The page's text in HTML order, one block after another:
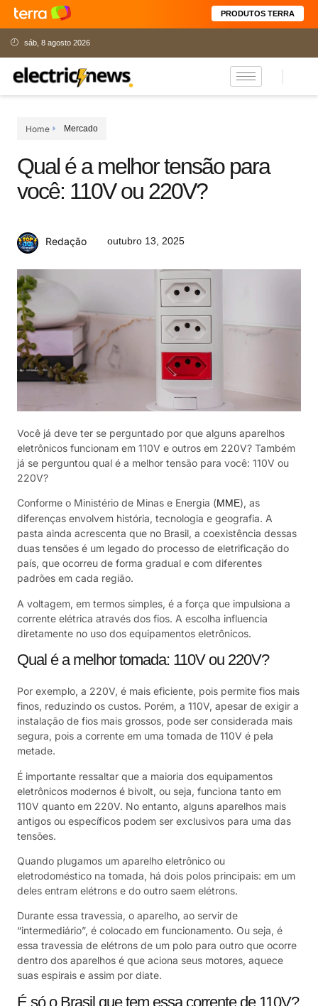
PRODUTOS TERRA
sáb, 8 agosto 2026
Home Mercado
Qual é a melhor tensão para
você: 110V ou 220V?
Redação outubro 13, 2025
Você já deve ter se perguntado por que alguns aparelhos
eletrônicos funcionam em 110V e outros em 220V? Também
já se perguntou qual é a melhor tensão para você: 110V ou
220V?
Conforme o Ministério de Minas e Energia (MME), as
diferenças envolvem história, tecnologia e geografia. A
pasta ainda acrescenta que no Brasil, a coexistência dessas
duas tensões é um legado do processo de eletrificação do
país, que ocorreu de forma gradual e com diferentes
padrões em cada região.
A voltagem, em termos simples, é a força que impulsiona a
corrente elétrica através dos fios. A escolha influencia
diretamente no uso dos equipamentos eletrônicos.
Qual é a melhor tomada: 110V ou 220V?
Por exemplo, a 220V, é mais eficiente, pois permite fios mais
finos, reduzindo os custos. Porém, a 110V, apesar de exigir a
instalação de fios mais grossos, pode ser considerada mais
segura, pois a corrente em uma tomada de 110V é pela
metade.
É importante ressaltar que a maioria dos equipamentos
eletrônicos modernos é bivolt, ou seja, funciona tanto em
110V quanto em 220V. No entanto, alguns aparelhos mais
antigos ou específicos podem ser exclusivos para uma das
tensões.
Quando plugamos um aparelho eletrônico ou
eletrodoméstico na tomada, há dois polos principais: em um
deles entram elétrons e do outro saem elétrons.
Durante essa travessia, o aparelho, ao servir de
“intermediário”, é colocado em funcionamento. Ou seja, é
essa travessia de elétrons de um polo para outro que ocorre
dentro dos aparelhos é que aciona seus motores, aquece
suas espirais e assim por diate.
É só o Brasil que tem essa corrente de 110V?